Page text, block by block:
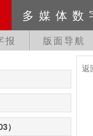
多媒体数
报 版面导航
）
返